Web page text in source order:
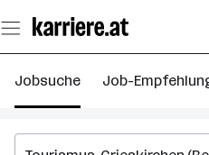
Seiteninhalt
springen
Jobsuche Job-